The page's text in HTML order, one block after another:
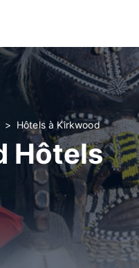
Hôtels à Kirkwood
Hôtels